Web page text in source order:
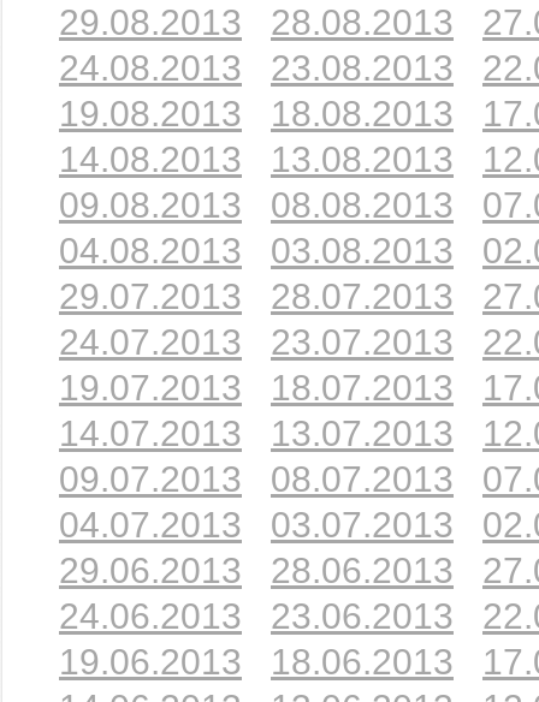
29.08.2013
28.08.2013
24.08.2013
23.08.2013
19.08.2013
18.08.2013
14.08.2013
13.08.2013
09.08.2013
08.08.2013
04.08.2013
03.08.2013
29.07.2013
28.07.2013
24.07.2013
23.07.2013
19.07.2013
18.07.2013
14.07.2013
13.07.2013
09.07.2013
08.07.2013
04.07.2013
03.07.2013
29.06.2013
28.06.2013
24.06.2013
23.06.2013
19.06.2013
18.06.2013